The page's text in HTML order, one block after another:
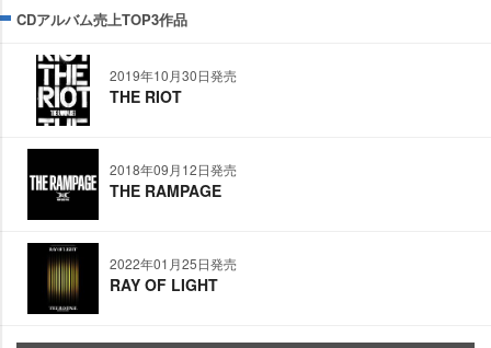
CDアルバム売上TOP3作品
2019年10月30日発売
THE RIOT
2018年09月12日発売
THE RAMPAGE
2022年01月25日発売
RAY OF LIGHT